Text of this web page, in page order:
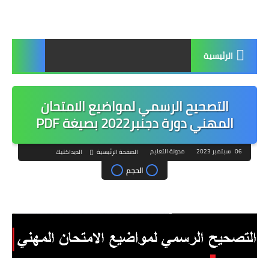
الرئيسية
التصحيح الرسمي لمواضيع الامتحان
المهني دورة دجنبر2022 بصيغة PDF
06 سبتمبر 2023 مدونة التعليم الصفحة الرئيسية الديداكتيك
الحجم